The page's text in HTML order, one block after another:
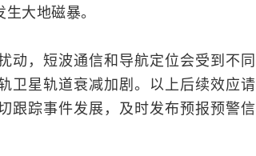
大地磁暴。
动，短波通信和导航定位会受到不同
卫星轨道衰减加剧。以上后续效应请
跟踪事件发展，及时发布预报预警信